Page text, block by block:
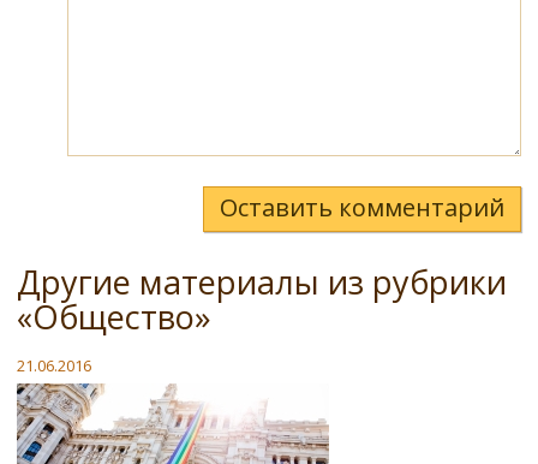
Оставить комментарий
Другие материалы из рубрики
«Общество»
21.06.2016